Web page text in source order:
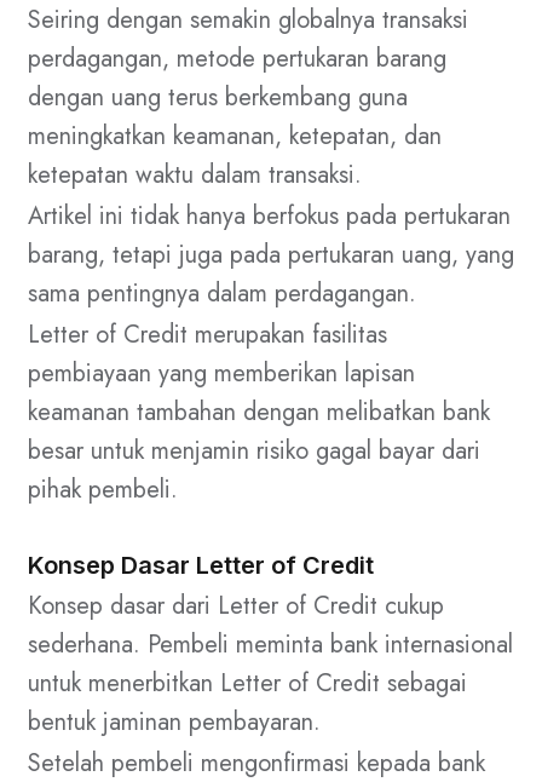
Seiring dengan semakin globalnya transaksi
perdagangan, metode pertukaran barang
dengan uang terus berkembang guna
meningkatkan keamanan, ketepatan, dan
ketepatan waktu dalam transaksi.
Artikel ini tidak hanya berfokus pada pertukaran
barang, tetapi juga pada pertukaran uang, yang
sama pentingnya dalam perdagangan.
Letter of Credit merupakan fasilitas
pembiayaan yang memberikan lapisan
keamanan tambahan dengan melibatkan bank
besar untuk menjamin risiko gagal bayar dari
pihak pembeli.
Konsep Dasar Letter of Credit
Konsep dasar dari Letter of Credit cukup
sederhana. Pembeli meminta bank internasional
untuk menerbitkan Letter of Credit sebagai
bentuk jaminan pembayaran.
Setelah pembeli mengonfirmasi kepada bank